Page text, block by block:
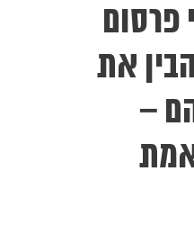
פרסום
את
–